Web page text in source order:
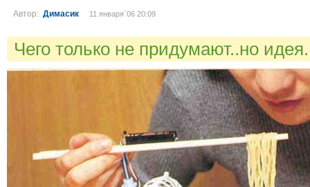
Автор: Димасик 11 января´06 20:09
Чего только не придумают..но